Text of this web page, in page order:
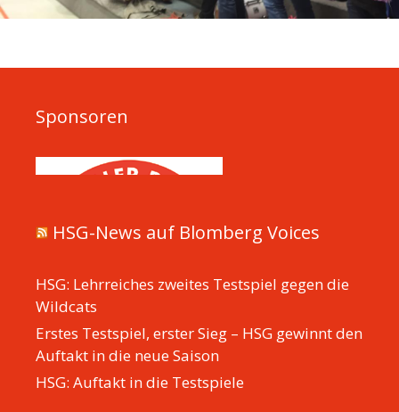
Sponsoren
HSG-News auf Blomberg Voices
HSG: Lehrreiches zweites Testspiel gegen die
Wildcats
Erstes Testspiel, erster Sieg – HSG gewinnt den
Auftakt in die neue Saison
HSG: Auftakt in die Testspiele